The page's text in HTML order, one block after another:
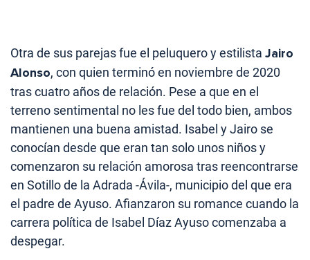
Otra de sus parejas fue el peluquero y estilista Jairo
Alonso, con quien terminó en noviembre de 2020
tras cuatro años de relación. Pese a que en el
terreno sentimental no les fue del todo bien, ambos
mantienen una buena amistad. Isabel y Jairo se
conocían desde que eran tan solo unos niños y
comenzaron su relación amorosa tras reencontrarse
en Sotillo de la Adrada -Ávila-, municipio del que era
el padre de Ayuso. Afianzaron su romance cuando la
carrera política de Isabel Díaz Ayuso comenzaba a
despegar.